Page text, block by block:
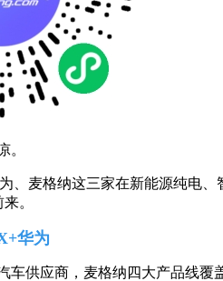
。
、麦格纳这三家在新能源纯电
。
华为
车供应商，麦格纳四大产品线